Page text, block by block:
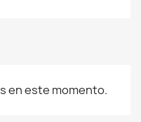
en este momento.